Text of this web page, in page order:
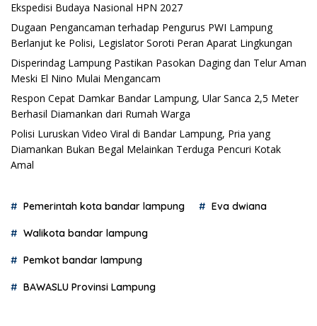
Ekspedisi Budaya Nasional HPN 2027
Dugaan Pengancaman terhadap Pengurus PWI Lampung
Berlanjut ke Polisi, Legislator Soroti Peran Aparat Lingkungan
Disperindag Lampung Pastikan Pasokan Daging dan Telur Aman
Meski El Nino Mulai Mengancam
Respon Cepat Damkar Bandar Lampung, Ular Sanca 2,5 Meter
Berhasil Diamankan dari Rumah Warga
Polisi Luruskan Video Viral di Bandar Lampung, Pria yang
Diamankan Bukan Begal Melainkan Terduga Pencuri Kotak
Amal
Pemerintah kota bandar lampung Eva dwiana
Walikota bandar lampung
Pemkot bandar lampung
BAWASLU Provinsi Lampung